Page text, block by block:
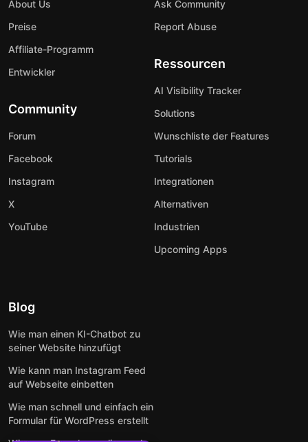
About Us
Preise
Affiliate-Programm
Entwickler
Community
Forum
Facebook
Instagram
X
YouTube
Ask Community
Report Abuse
Ressourcen
AI Visibility Tracker
Solutions
Wunschliste der Features
Tutorials
Integrationen
Alternativen
Industrien
Upcoming Apps
Blog
Wie man einen KI-Chatbot zu
seiner Website hinzufügt
Wie kann man Instagram Feed
auf Webseite einbetten
Wie man schnell und einfach ein
Formular für WordPress erstellt